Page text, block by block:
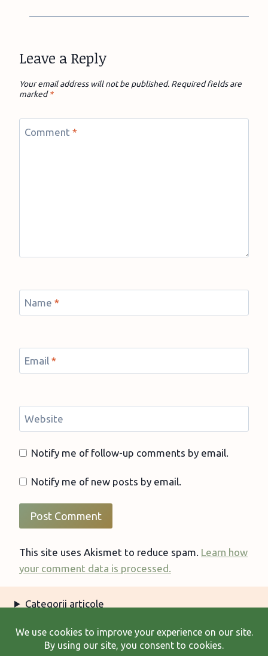
Leave a Reply
Your email address will not be published. Required fields are
marked*
Comment *
Name *
Email *
Website
Notify me of follow-up comments by email.
Notify me of new posts by email.
This site uses Akismet to reduce spam. Learn how
your comment data is processed.
Categorii articole
Arhiva articole